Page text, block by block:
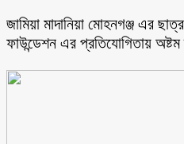
জামিয়া মাদানিয়া মোহনগঞ্জ এর
ফাউন্ডেশন এর প্রতিযোগিতায়